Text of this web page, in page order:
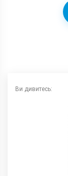
Ви дивитесь: